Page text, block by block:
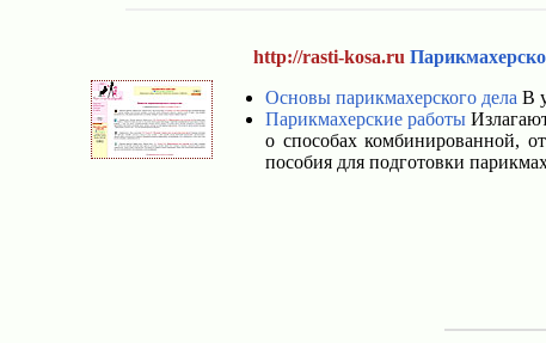
http://rasti-kosa.ru
Основы парикмахерского дела В
Парикмахерские работы
о способах комбинированной,
пособия для подготовки